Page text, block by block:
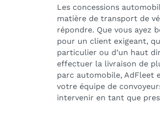
Les concessions
matière de transport de
répondre. Que vous ayez
pour un client exigeant,
particulier ou d’un haut
effectuer la livraison de
parc automobile, AdFleet
votre équipe de
intervenir en tant que